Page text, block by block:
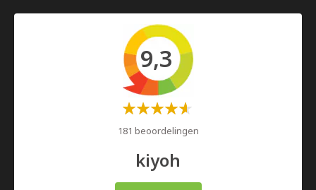
9,3
Waardering:
181 beoordelingen
kiyoh